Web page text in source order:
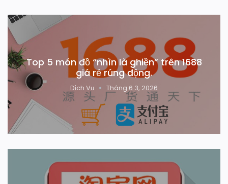
Top 5 món đồ “nhìn là ghiền” trên 1688
giá rẻ rúng động.
Dịch Vụ Tháng 6 3, 2026